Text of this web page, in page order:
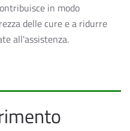
in modo
delle cure e a ridurre
all'assistenza.